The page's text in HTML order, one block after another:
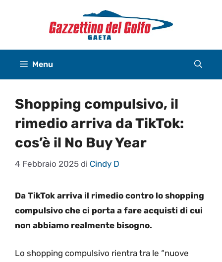
Menu
Shopping compulsivo, il
rimedio arriva da TikTok:
cos’è il No Buy Year
4 Febbraio 2025 di Cindy D
Da TikTok arriva il rimedio contro lo shopping
compulsivo che ci porta a fare acquisti di cui
non abbiamo realmente bisogno.
Lo shopping compulsivo rientra tra le “nuove